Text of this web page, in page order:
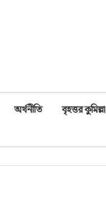
অর্থনীতি বৃহত্তর কুমিল্লা